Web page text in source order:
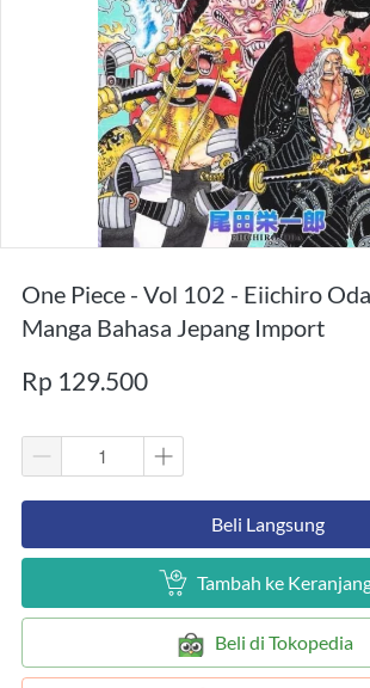
One Piece - Vol 102 - Eiichiro
Manga Bahasa Jepang Import
Rp 129.500
`Beli Langsung
` Tambah ke
` Beli di Tokopedia